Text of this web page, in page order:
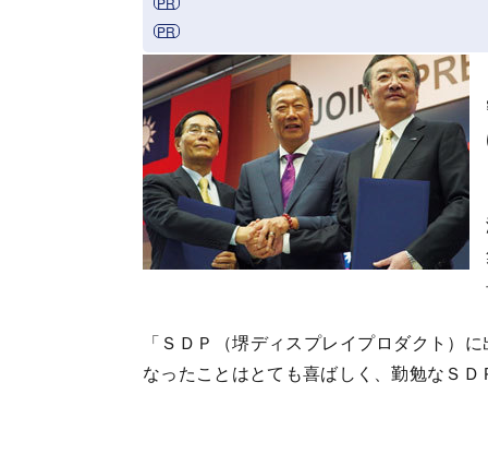
「ＳＤＰ（堺ディスプレイプロダクト）
なったことはとても喜ばしく、勤勉なＳ